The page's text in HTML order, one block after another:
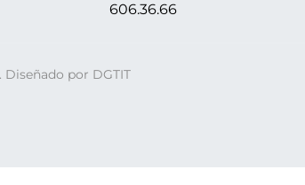
606.36.66
Diseñado por DGTIT